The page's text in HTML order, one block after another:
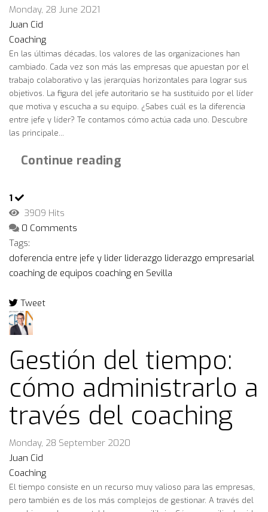
Monday, 28 June 2021
Juan Cid
Coaching
En las últimas décadas, los valores de las organizaciones han
cambiado. Cada vez son más las empresas que apuestan por el
trabajo colaborativo y las jerarquías horizontales para lograr sus
objetivos. La figura del jefe autoritario se ha sustituido por el líder
que motiva y escucha a su equipo. ¿Sabes cuál es la diferencia
entre jefe y líder? Te contamos cómo actúa cada uno. Descubre
las principale...
Continue reading
1
3909 Hits
0 Comments
Tags:
doferencia entre jefe y lider liderazgo liderazgo empresarial
coaching de equipos coaching en Sevilla
Tweet
pinterest
Gestión del tiempo:
cómo administrarlo a
través del coaching
Monday, 28 September 2020
Juan Cid
Coaching
El tiempo consiste en un recurso muy valioso para las empresas,
pero también es de los más complejos de gestionar. A través del